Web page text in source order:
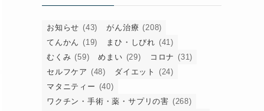
お知らせ (43) がん治療 (208)
てんかん (19) まひ・しびれ (41)
むくみ (59) めまい (29) コロナ (31)
セルフケア (48) ダイエット
(24)
マタニティー (40)
ワクチン・手術・薬・サプリの害 (268)